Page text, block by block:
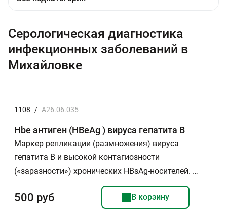
Серологическая диагностика
инфекционных заболеваний в
Михайловке
1108 / A26.06.035
Hbe антиген (HBeAg ) вируса гепатита В
Маркер репликации (размножения) вируса
гепатита В и высокой контагиозности
(«заразности») хронических НВsAg-носителей. …
500 руб В корзину